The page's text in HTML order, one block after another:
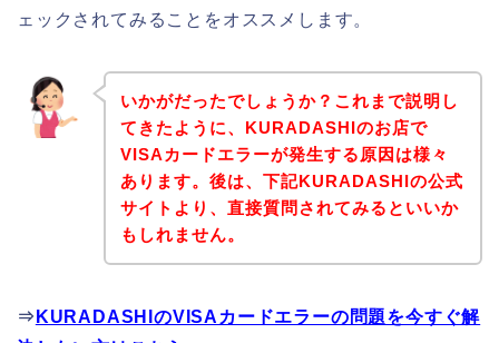
ェックされてみることをオススメします。
いかがだったでしょうか？これまで説明し
てきたように、KURADASHIのお店で
VISAカードエラーが発生する原因は様々
あります。後は、下記KURADASHIの公式
サイトより、直接質問されてみるといいか
もしれません。
⇒ KURADASHIのVISAカードエラーの問題を今すぐ解